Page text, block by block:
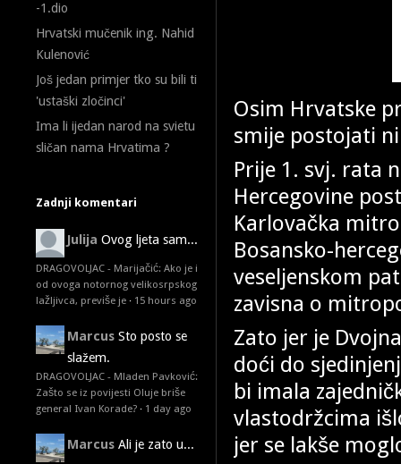
-1.dio
Hrvatski mučenik ing. Nahid
Kulenović
Još jedan primjer tko su bili ti
'ustaški zločinci'
Ima li ijedan narod na svietu
sličan nama Hrvatima ?
Zadnji komentari
Julija Ovog ljeta sam...
DRAGOVOLJAC - Marijačić: Ako je i
od ovoga notornog velikosrpskog
lažljivca, previše je · 15 hours ago
Marcus Sto posto se
slažem.
DRAGOVOLJAC - Mladen Pavković:
Zašto se iz povijesti Oluje briše
general Ivan Korade? · 1 day ago
Marcus Ali je zato u...
Osim Hrvatske
smije postojati
Prije 1. svj. rata
Hercegovine
Karlovačka
Bosansko-
veseljenskom
zavisna o
Zato jer je
doći do
bi imala
vlastodržcima
jer se lakše